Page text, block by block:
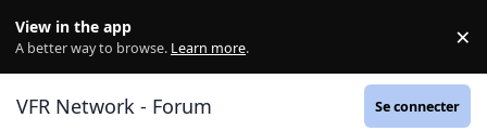
View in the app
A better way to browse. Learn more. ×
VFR Network - Forum Se connecter